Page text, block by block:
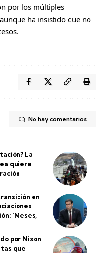
por los múltiples
ha insistido que no
No hay comentarios
La
quiere
en
‘Meses,
por Nixon
que